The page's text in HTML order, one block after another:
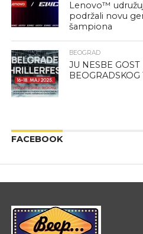
Lenovo™
podržali novu
šampiona
BEOGRAD
JU NESBE GOST
FACEBOOK